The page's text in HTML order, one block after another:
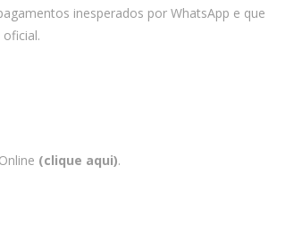
inesperados por WhatsApp e que
(clique aqui).